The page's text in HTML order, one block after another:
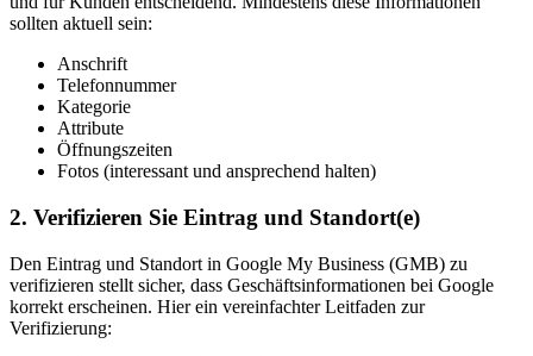
sollten aktuell sein:
Anschrift
Telefonnummer
Kategorie
Attribute
Öffnungszeiten
Fotos (interessant und ansprechend halten)
2. Verifizieren Sie Eintrag und Standort(e)
Den Eintrag und Standort in Google My Business (GMB) zu
verifizieren stellt sicher, dass Geschäftsinformationen bei Google
korrekt erscheinen. Hier ein vereinfachter Leitfaden zur
Verifizierung: